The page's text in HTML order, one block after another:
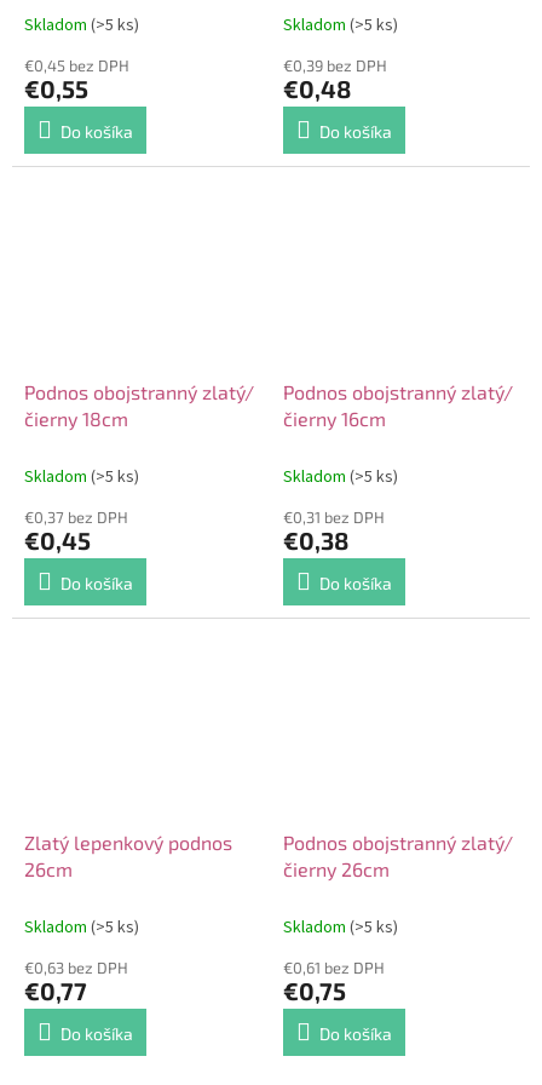
Skladom (>5 ks)
€0,45 bez DPH
€0,55
Do košíka
Skladom (>5 ks)
€0,39 bez DPH
€0,48
Do košíka
Podnos obojstranný zlatý/
čierny 18cm
Skladom (>5 ks)
€0,37 bez DPH
€0,45
Do košíka
Podnos obojstranný zlatý/
čierny 16cm
Skladom (>5 ks)
€0,31 bez DPH
€0,38
Do košíka
Zlatý lepenkový podnos
26cm
Skladom (>5 ks)
€0,63 bez DPH
€0,77
Do košíka
Podnos obojstranný zlatý/
čierny 26cm
Skladom (>5 ks)
€0,61 bez DPH
€0,75
Do košíka